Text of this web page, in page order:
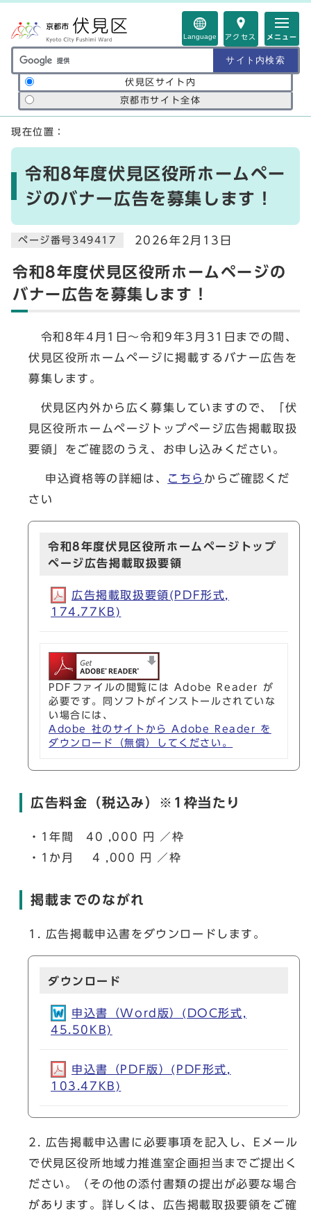
Language アクセス メニュー
サイト内検索の範囲
伏見区サイト内
京都市サイト全体
ここから本文です
現在位置：
令和8年度伏見区役所ホームペー
ジのバナー広告を募集します！
ページ番号349417 2026年2月13日
令和8年度伏見区役所ホームページの
バナー広告を募集します！
令和8年4月1日～令和9年3月31日までの間、
伏見区役所ホームページに掲載するバナー広告を
募集します。
伏見区内外から広く募集していますので、「伏
見区役所ホームページトップページ広告掲載取扱
要領」をご確認のうえ、お申し込みください。
申込資格等の詳細は、 こちら からご確認くだ
さい
令和8年度伏見区役所ホームページトップ
ページ広告掲載取扱要領
広告掲載取扱要領(PDF形式,
174.77KB)
PDFファイルの閲覧には Adobe Reader が
必要です。同ソフトがインストールされていな
い場合には、
Adobe 社のサイトから Adobe Reader を
ダウンロード（無償）してください。
広告料金（税込み）※1枠当たり
・1年間 40 ,000 円 ／枠
・1か月 4 ,000 円 ／枠
掲載までのながれ
1. 広告掲載申込書をダウンロードします。
ダウンロード
申込書（Word版）(DOC形式,
45.50KB)
申込書（PDF版）(PDF形式,
103.47KB)
2. 広告掲載申込書に必要事項を記入し、Eメール
で伏見区役所地域力推進室企画担当までご提出く
ださい。（その他の添付書類の提出が必要な場合
があります。詳しくは、広告掲載取扱要領をご確